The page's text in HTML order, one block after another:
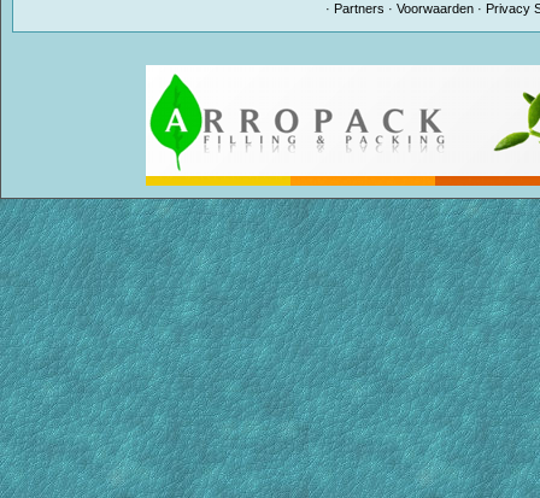
· Partners ·Voorwaarden · Privacy